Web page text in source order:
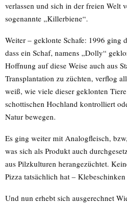
verlassen und sich in der freien Welt
sogenannte „Killerbiene“.
Weiter – geklonte Schafe: 1996 ging
dass ein Schaf, namens „Dolly“
Hoffnung auf diese Weise auch aus
Transplantation zu züchten, verflog
weiß, wie viele dieser geklonten
schottischen Hochland kontrolliert
Natur bewegen.
Es ging weiter mit Analogfleisch,
was sich als Produkt auch
aus Pilzkulturen herangezüchtet.
Pizza tatsächlich hat –
Und nun erhebt sich ausgerechnet